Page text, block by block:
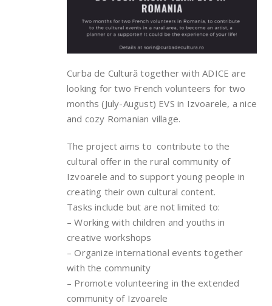
Curba de Cultură together with ADICE are
looking for two French volunteers for two
months (July-August) EVS in Izvoarele, a nice
and cozy Romanian village.
The project aims to contribute to the
cultural offer in the rural community of
Izvoarele and to support young people in
creating their own cultural content.
Tasks include but are not limited to:
– Working with children and youths in
creative workshops
– Organize international events together
with the community
– Promote volunteering in the extended
community of Izvoarele